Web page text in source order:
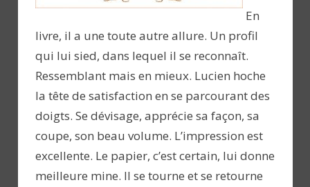
En
livre, il a une toute autre allure. Un profil
qui lui sied, dans lequel il se reconnaît.
Ressemblant mais en mieux. Lucien hoche
la tête de satisfaction en se parcourant des
doigts. Se dévisage, apprécie sa façon, sa
coupe, son beau volume. L’impression est
excellente. Le papier, c’est certain, lui donne
meilleure mine. Il se tourne et se retourne